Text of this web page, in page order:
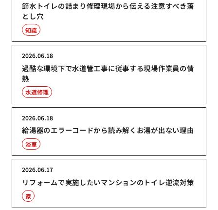
節水トイレの詰まり修理現場から伝える注意すべき落
とし穴
知識
過酷な環境下で水道管工事に従事する現場作業員の情
熱
2026.06.18
水道修理
給湯器のエラーコードから読み解くお湯が出ない理由
2026.06.18
浴室
リフォームで実施したいマンションのトイレ逆流対策
2026.06.17
家